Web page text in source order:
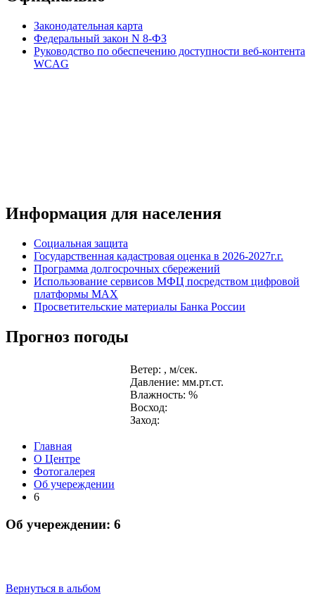
Законодательная карта
Федеральный закон N 8-ФЗ
Руководство по обеспечению доступности веб-контента
WCAG
Информация для населения
Социальная защита
Государственная кадастровая оценка в 2026-2027г.г.
Программа долгосрочных сбережений
Использование сервисов МФЦ посредством цифровой
платформы MAX
Просветительские материалы Банка России
Прогноз погоды
Ветер: , м/сек.
Давление: мм.рт.ст.
Влажность: %
Восход:
Заход:
Главная
О Центре
Фотогалерея
Об учереждении
6
Об учереждении: 6
Вернуться в альбом